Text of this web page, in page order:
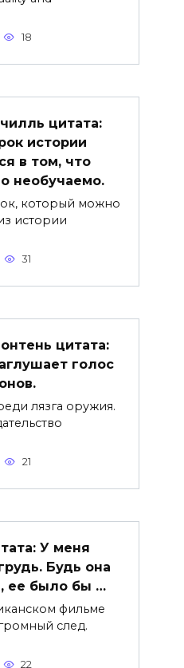
18
цитата:
истории
в том, что
необучаемо.
который можно
истории
31
цитата:
голос
лязга оружия.
21
У меня
Будь она
ее было бы …
фильме
след.
22